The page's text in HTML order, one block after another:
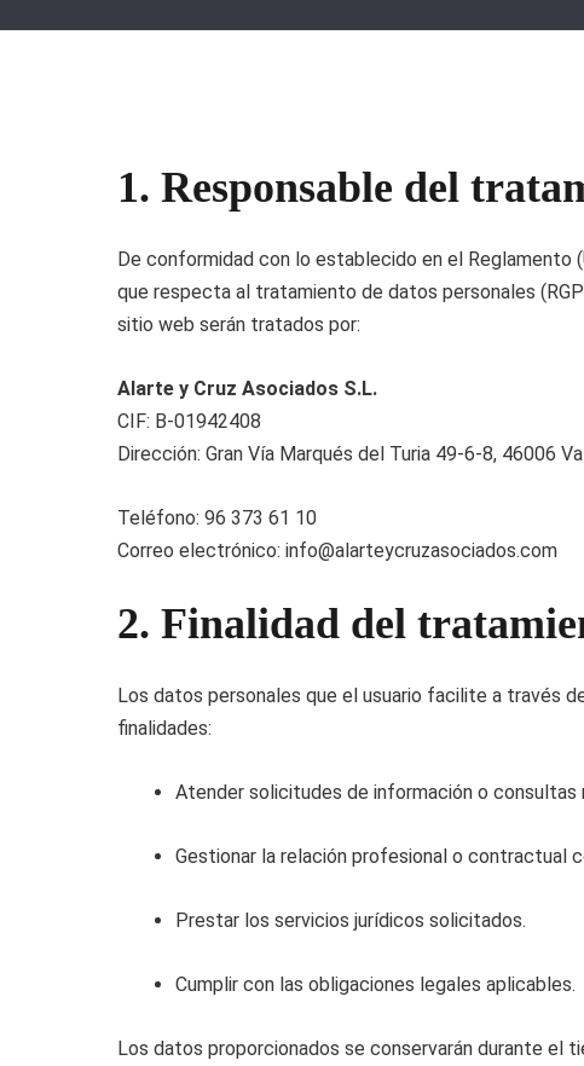
Derecho
1. Responsable del
De conformidad con lo establecido en el Reglamento
que respecta al tratamiento de datos personales
sitio web serán tratados por:
Alarte y Cruz Asociados S.L.
CIF: B-01942408
Dirección: Gran Vía Marqués del Turia 49-6-8, 46006
Teléfono: 96 373 61 10
Correo electrónico: info@alarteycruzasociados.com
2. Finalidad del
Los datos personales que el usuario facilite a través
finalidades:
Atender solicitudes de información o consultas
Gestionar la relación profesional o contractual
Prestar los servicios jurídicos solicitados.
Cumplir con las obligaciones legales aplicables.
Los datos proporcionados se conservarán durante el